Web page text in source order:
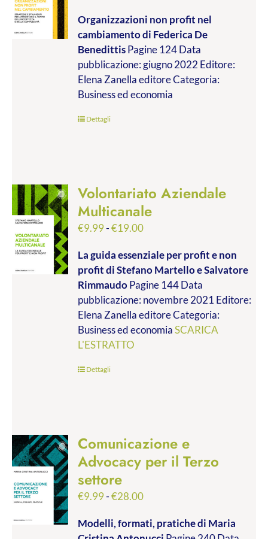
prezzo:
da
€9.99
a
€17.00
Organizzazioni non profit nel
cambiamentodi Federica De
BenedittisPagine 124 Data
pubblicazione: giugno 2022 Editore:
Elena Zanella editore Categoria:
Business ed economia
Dettagli
Volontariato Aziendale
Multicanale
€9.99-€19.00Fascia
prezzo:
da
€9.99
a
€19.00
La guida essenziale per profit e non
profitdi Stefano Martello e Salvatore
RimmaudoPagine 144 Data
pubblicazione: novembre 2021 Editore:
Elena Zanella editore Categoria:
Business ed economiaSCARICA
L'ESTRATTO
Dettagli
Comunicazione e
Advocacy per il Terzo
settore
€9.99-€28.00Fascia
prezzo:
Modelli, formati, pratichedi Maria